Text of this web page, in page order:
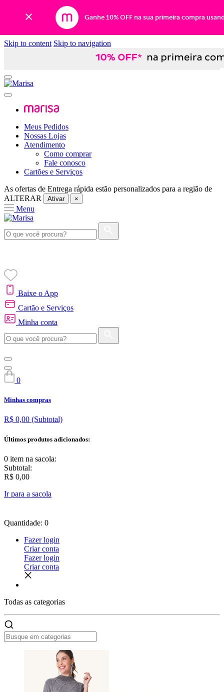
Ganhe 10% OFF na sua primeira compra
Skip to content Skip to navigation
Meus Pedidos
Nossas Lojas
Atendimento
Como comprar
Fale conosco
Cartões e Serviços
As ofertas de Entrega rápida estão personalizados para a região de
ALTERAR
Ativar ×
Menu
Baixe o App
Cartão e Serviços
Minha conta
0
Minhas compras
R$ 0,00 (Subtotal)
Últimos produtos adicionados:
0 item na sacola:
Subtotal:
R$ 0,00
Ir para a sacola
Quantidade: 0
Fazer login
Criar conta
Fazer login
Criar conta
Todas as categorias